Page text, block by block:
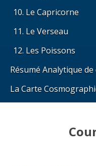
Le Capricorne
Le Verseau
Les Poissons
Résumé Analytique
La Carte